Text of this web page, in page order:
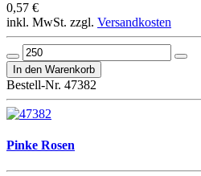
0,57 €
inkl. MwSt. zzgl. Versandkosten
Bestell-Nr. 47382
Pinke Rosen